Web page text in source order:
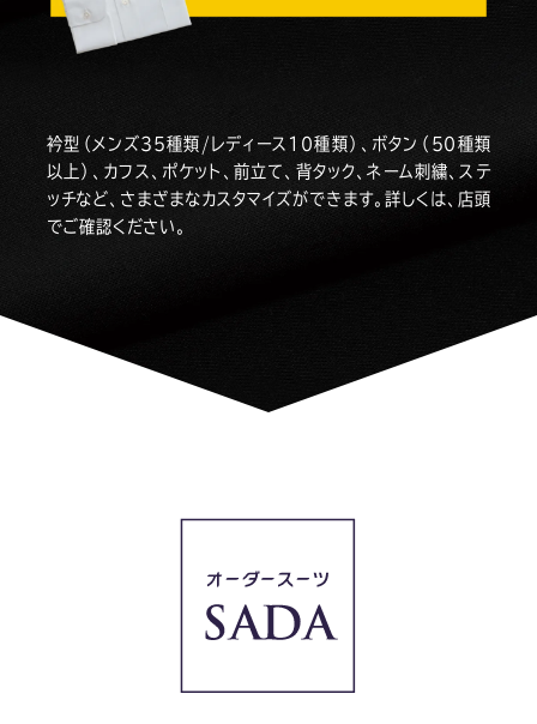
衿型（メンズ35種類/レディース10種類）、ボタン（50種類
以上）、カフス、ポケット、前立て、背タック、ネーム刺繍、ステ
ッチなど、さまざまなカスタマイズができます。詳しくは、店頭
でご確認ください。